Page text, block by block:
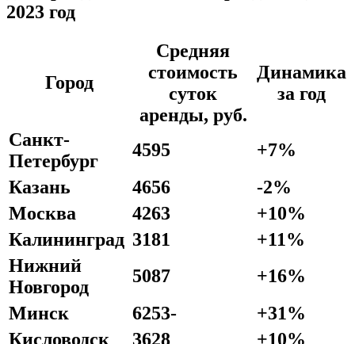
2023 год
Город
Средняя
стоимость
суток
аренды, руб.
Динамика
за год
Санкт-
Петербург
4595
+7%
Казань
4656
-2%
Москва
4263
+10%
Калининград 3181
+11%
Нижний
Новгород
5087
+16%
Минск
6253-
+31%
Кисловодск
3628 +10%